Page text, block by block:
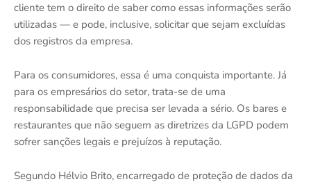
cliente tem o direito de saber como essas informações serão
utilizadas — e pode, inclusive, solicitar que sejam excluídas
dos registros da empresa.
Para os consumidores, essa é uma conquista importante. Já
para os empresários do setor, trata-se de uma
responsabilidade que precisa ser levada a sério. Os bares e
restaurantes que não seguem as diretrizes da LGPD podem
sofrer sanções legais e prejuízos à reputação.
Segundo Hélvio Brito, encarregado de proteção de dados da